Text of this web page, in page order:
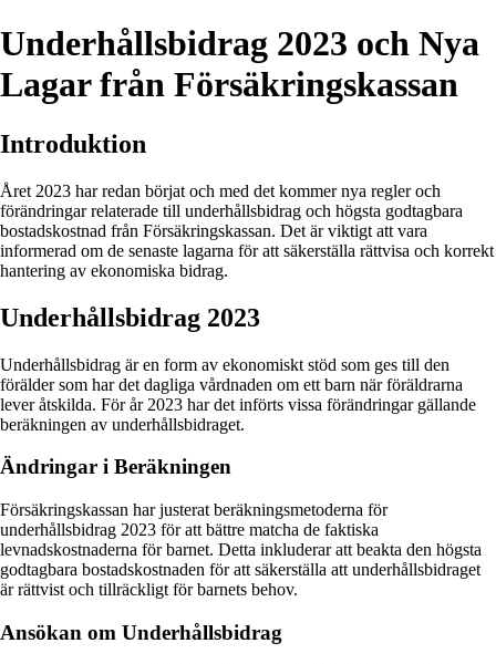
Underhållsbidrag 2023 och Nya
Lagar från Försäkringskassan
Introduktion
Året 2023 har redan börjat och med det kommer nya regler och
förändringar relaterade till underhållsbidrag och högsta godtagbara
bostadskostnad från Försäkringskassan. Det är viktigt att vara
informerad om de senaste lagarna för att säkerställa rättvisa och korrekt
hantering av ekonomiska bidrag.
Underhållsbidrag 2023
Underhållsbidrag är en form av ekonomiskt stöd som ges till den
förälder som har det dagliga vårdnaden om ett barn när föräldrarna
lever åtskilda. För år 2023 har det införts vissa förändringar gällande
beräkningen av underhållsbidraget.
Ändringar i Beräkningen
Försäkringskassan har justerat beräkningsmetoderna för
underhållsbidrag 2023 för att bättre matcha de faktiska
levnadskostnaderna för barnet. Detta inkluderar att beakta den högsta
godtagbara bostadskostnaden för att säkerställa att underhållsbidraget
är rättvist och tillräckligt för barnets behov.
Ansökan om Underhållsbidrag